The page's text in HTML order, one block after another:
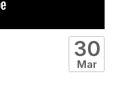
30
Mar